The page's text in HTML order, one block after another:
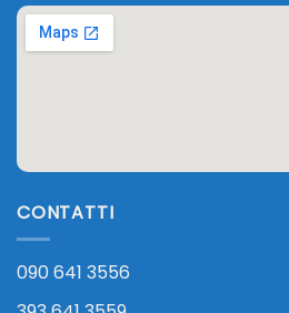
CONTATTI
090 641 3556